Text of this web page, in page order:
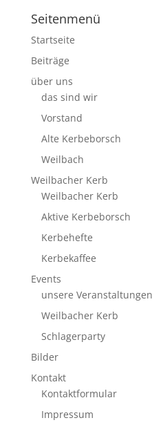
Seitenmenü
Startseite
Beiträge
über uns
das sind wir
Vorstand
Alte Kerbeborsch
Weilbach
Weilbacher Kerb
Weilbacher Kerb
Aktive Kerbeborsch
Kerbehefte
Kerbekaffee
Events
unsere Veranstaltungen
Weilbacher Kerb
Schlagerparty
Bilder
Kontakt
Kontaktformular
Impressum